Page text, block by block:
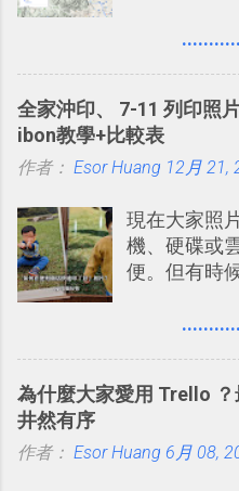
事可以從聊
的軟體則讓
保持聯繫。
台，可以參
戶 。 2017/3
改造 Slack
程看板
入的來聊聊
線，對商務
張資料地圖
書時建立的
規劃自助旅
圖」在規劃
多問題： 國
稱。 在規
時帶來好心
享合作，讓
全家沖印、 7-11 列印照
ibon教學+比較表
作者： Esor Huang 12月 21,
現在大家照
機、硬碟或
便。但有時
要製作家庭
片？而且最
（或是沒有
為什麼大家愛用 Trello
井然有序
作者： Esor Huang 6月 08,